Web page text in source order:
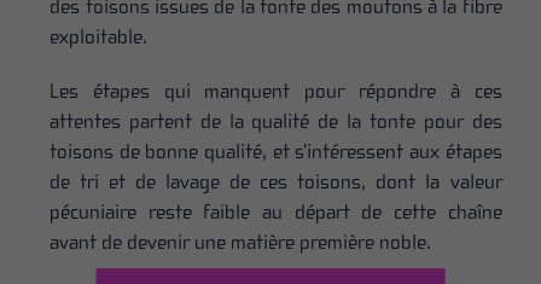
des toisons issues de la tonte des moutons à la fibre
exploitable.
Les étapes qui manquent pour répondre à ces
attentes partent de la qualité de la tonte pour des
toisons de bonne qualité, et s’intéressent aux étapes
de tri et de lavage de ces toisons, dont la valeur
pécuniaire reste faible au départ de cette chaîne
avant de devenir une matière première noble.